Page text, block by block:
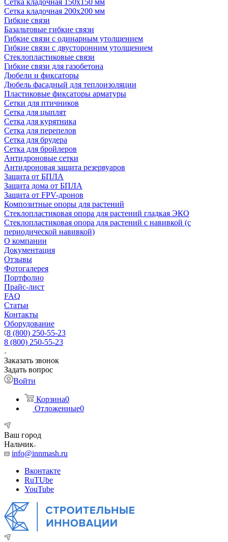
Сетка кладочная 150x150 мм
Сетка кладочная 200x200 мм
Гибкие связи
Базальтовые гибкие связи
Гибкие связи с одинарным утолщением
Гибкие связи с двусторонним утолщением
Стеклопластиковые связи
Гибкие связи для газобетона
Дюбели и фиксаторы
Дюбель фасадный для теплоизоляции
Пластиковые фиксаторы арматуры
Сетки для птичников
Сетка для цыплят
Сетка для курятника
Сетка для перепелов
Сетка для брудера
Сетка для бройлеров
Антидроновые сетки
Антидроновая защита резервуаров
Защита от БПЛА
Защита дома от БПЛА
Защита от FPV-дронов
Композитные опоры для растений
Стеклопластиковая опора для растений гладкая ЭКО
Стеклопластиковая опора для растений с навивкой (с
периодической навивкой)
О компании
Документация
Отзывы
Фотогалерея
Портфолио
Прайс-лист
FAQ
Статьи
Контакты
Оборудование
8 (800) 250-55-23
8 (800) 250-55-23
Заказать звонок
Задать вопрос
Войти
Корзина0
Отложенные0
Ваш город
Нальчик
info@innmash.ru
Вконтакте
RuTUbe
YouTube